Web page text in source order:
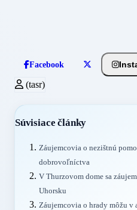
Facebook
(tasr)
Súvisiace články
Záujemcovia o nezištnú
dobrovoľníctva
V Thurzovom dome sa
Uhorsku
Záujemcovia o hrady môžu